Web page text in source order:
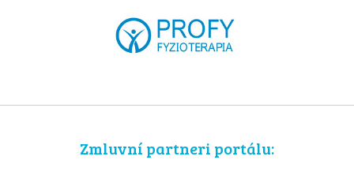
Zmluvní partneri portálu: